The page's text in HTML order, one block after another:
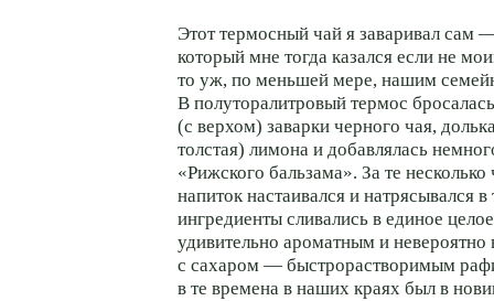
Этот термосный чай я заваривал сам
который мне тогда казался если не
то уж, по меньшей мере, нашим
В полуторалитровый термос
(с верхом) заварки черного чая,
толстая) лимона и добавлялась
«Рижского бальзама». За те несколько
напиток настаивался и натрясывался в
ингредиенты сливались в единое
удивительно ароматным и
с сахаром — быстрорастворимым
в те времена в наших краях был в